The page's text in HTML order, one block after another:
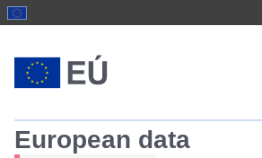
European data